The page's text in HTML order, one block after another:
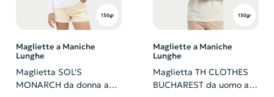
Magliette a Maniche
Lunghe
Maglietta SOL'S
MONARCH da donna a
Magliette a Maniche
Lunghe
Maglietta TH CLOTHES
BUCHAREST da uomo a